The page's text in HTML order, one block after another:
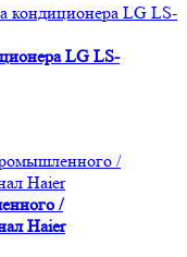
LG LS-
/
Haier